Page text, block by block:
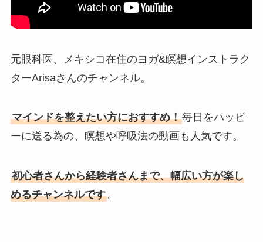
元眼科医、メキシコ在住のヨガ&瞑想インストラク
ターArisaさんのチャンネル。
マインドを整えたい方におすすめ！毎日をハッピ
ーに送る為の、瞑想や呼吸法の動画も人気です。
初心者さんから経験者さんまで、幅広い方が楽し
めるチャンネルです。